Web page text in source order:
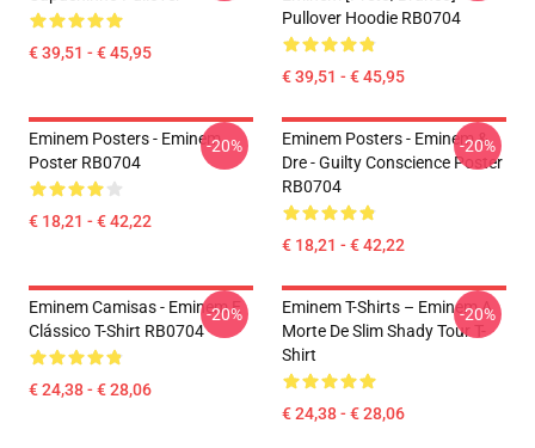
€ 39,51 - € 45,95
Pullover Hoodie RB0704
€ 39,51 - € 45,95
Eminem Posters - Eminem
Poster RB0704
€ 18,21 - € 42,22
-20%
Eminem Posters - Eminem &
Dre - Guilty Conscience Poster
RB0704
€ 18,21 - € 42,22
-20%
Eminem Camisas - Eminem E
Clássico T-Shirt RB0704
€ 24,38 - € 28,06
-20%
Eminem T-Shirts – Eminem A
Morte De Slim Shady Tour T-
Shirt
€ 24,38 - € 28,06
-20%